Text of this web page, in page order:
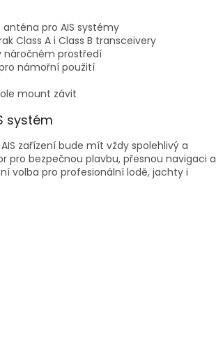
anténa pro AIS systémy
Class A i Class B transceivery
náročném prostředí
námořní použití
mount závit
systém
zařízení bude mít vždy spolehlivý a
pro bezpečnou plavbu, přesnou navigaci a
volba pro profesionální lodě, jachty i